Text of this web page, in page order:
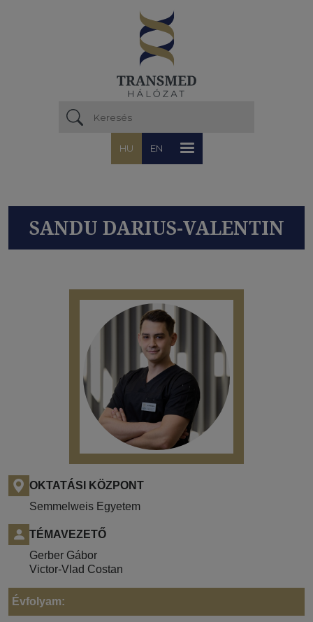
HU EN
SANDU DARIUS-VALENTIN
OKTATÁSI KÖZPONT
Semmelweis Egyetem
TÉMAVEZETŐ
Gerber Gábor
Victor-Vlad Costan
Évfolyam: